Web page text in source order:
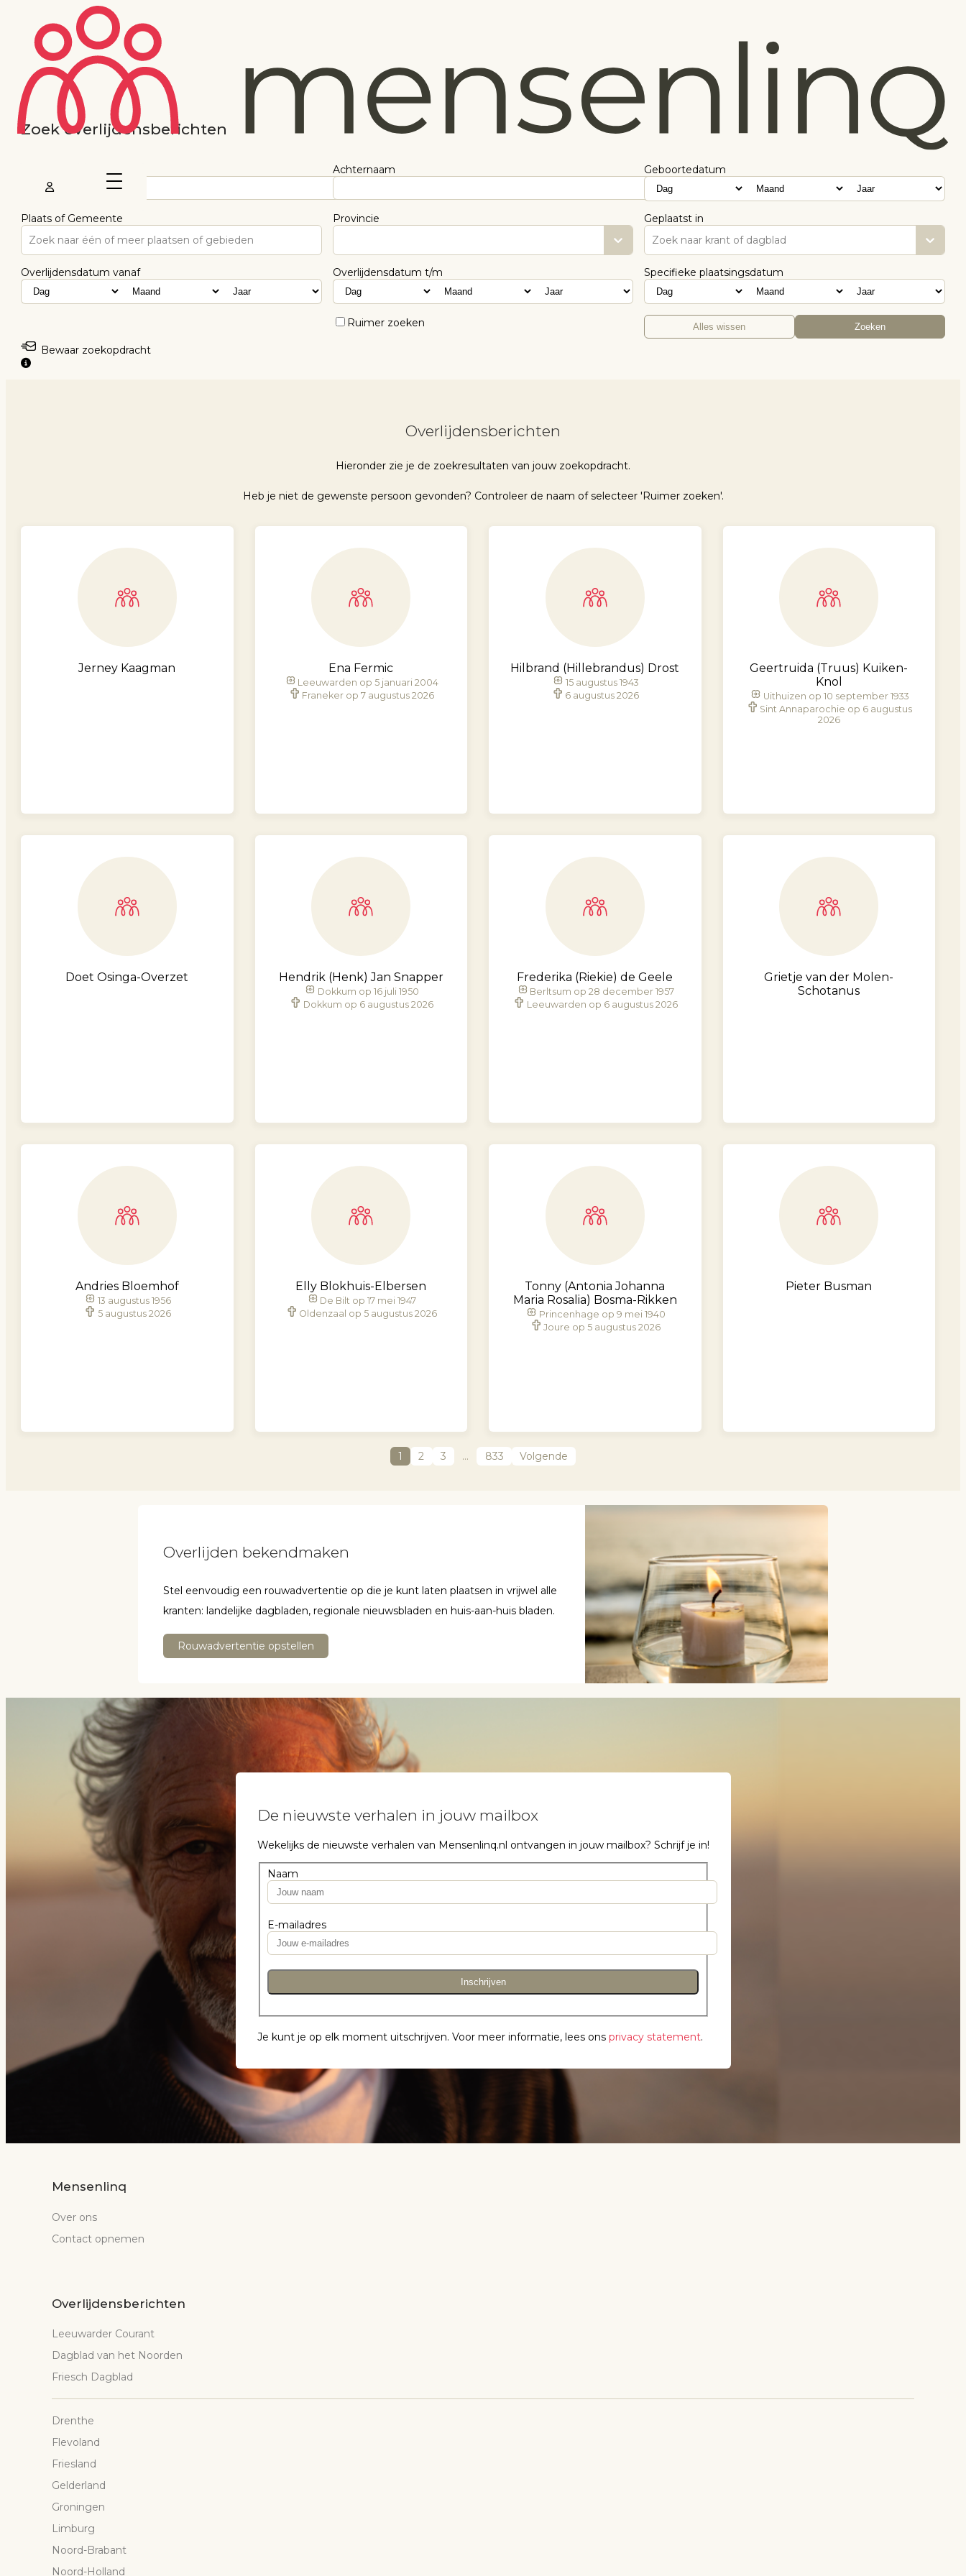
Zoek overlijdensberichten
Achternaam
Geplaatst in
Zoek naar krant of dagblad
Plaats of Gemeente
Zoek naar één of meer plaatsen of gebieden
Provincie
Geboortedatum
Specifieke plaatsingsdatum
Overlijdensdatum vanaf Overlijdensdatum t/m
Ruimer zoeken Alles wissen Zoeken
Bewaar zoekopdracht
Overlijdensberichten
Hieronder zie je de zoekresultaten van jouw zoekopdracht.
Heb je niet de gewenste persoon gevonden? Controleer de naam of selecteer 'Ruimer zoeken'.
Jerney Kaagman Ena Fermic
Leeuwarden op 5 januari 2004
Franeker op 7 augustus 2026
Hilbrand (Hillebrandus) Drost
15 augustus 1943
6 augustus 2026
Geertruida (Truus) Kuiken-
Knol
Uithuizen op 10 september 1933
Sint Annaparochie op 6 augustus
2026
Doet Osinga-Overzet Hendrik (Henk) Jan Snapper
Dokkum op 16 juli 1950
Dokkum op 6 augustus 2026
Frederika (Riekie) de Geele
Berltsum op 28 december 1957
Leeuwarden op 6 augustus 2026
Grietje van der Molen-
Schotanus
Andries Bloemhof
13 augustus 1956
5 augustus 2026
Elly Blokhuis-Elbersen
De Bilt op 17 mei 1947
Oldenzaal op 5 augustus 2026
Tonny (Antonia Johanna
Maria Rosalia) Bosma-Rikken
Princenhage op 9 mei 1940
Joure op 5 augustus 2026
Pieter Busman
1 2 3 … 833 Volgende
Overlijden bekendmaken
Stel eenvoudig een rouwadvertentie op die je kunt laten plaatsen in vrijwel alle
kranten: landelijke dagbladen, regionale nieuwsbladen en huis-aan-huis bladen.
Rouwadvertentie opstellen
De nieuwste verhalen in jouw mailbox
Wekelijks de nieuwste verhalen van Mensenlinq.nl ontvangen in jouw mailbox? Schrijf je in!
Naam
E-mailadres
Inschrijven
Je kunt je op elk moment uitschrijven. Voor meer informatie, lees ons privacy statement.
Mensenlinq
Over ons
Contact opnemen
Overlijdensberichten
Leeuwarder Courant
Dagblad van het Noorden
Friesch Dagblad
Drenthe
Flevoland
Friesland
Gelderland
Groningen
Limburg
Noord-Brabant
Noord-Holland